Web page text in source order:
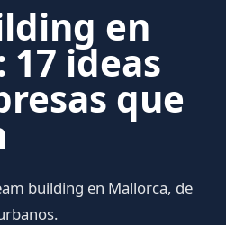
en
ideas
que
building en Mallorca, de